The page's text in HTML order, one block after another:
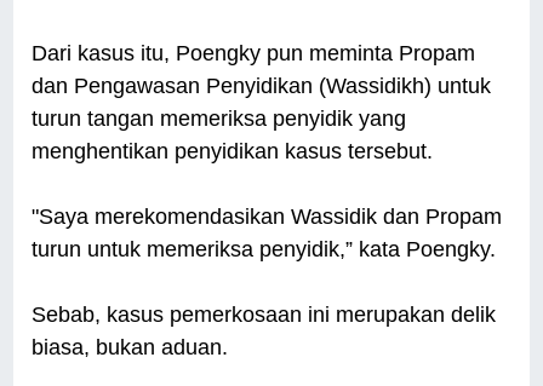
Dari kasus itu, Poengky pun meminta Propam
dan Pengawasan Penyidikan (Wassidikh) untuk
turun tangan memeriksa penyidik yang
menghentikan penyidikan kasus tersebut.
"Saya merekomendasikan Wassidik dan Propam
turun untuk memeriksa penyidik,” kata Poengky.
Sebab, kasus pemerkosaan ini merupakan delik
biasa, bukan aduan.